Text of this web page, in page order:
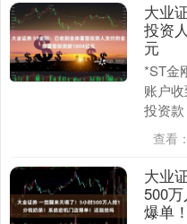
大业
投资
元
*ST金
账户
投资
批准
段。....
查看：
大业
500
爆单